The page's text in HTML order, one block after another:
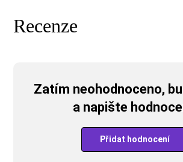
Recenze
Zatím neohodnoceno,
a napište
Přidat hodnocení